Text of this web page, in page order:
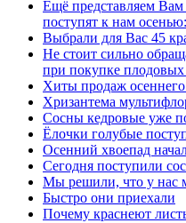
Ещё представляем Вам
поступят к нам осенью:
Выбрали для Вас 45
Не стоит сильно
при покупке плодовых
Хиты продаж осеннего
Хризантема
Сосны кедровые уже
Ёлочки голубые
Осенний хвоепад
Сегодня поступили
Мы решили, что у нас
Быстро они приехали
Почему краснеют